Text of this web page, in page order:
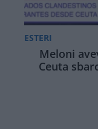
ESTERI
Meloni
Ceuta